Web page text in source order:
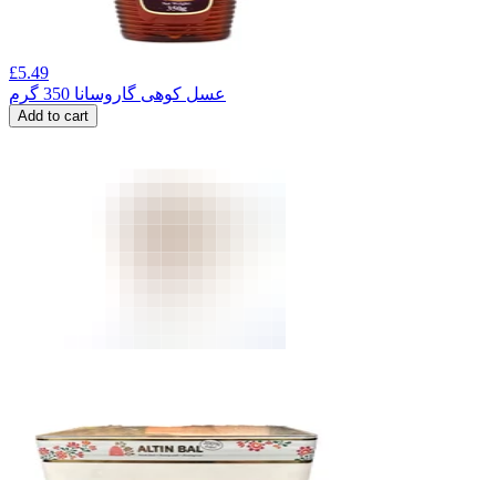
£5.49
عسل کوهی گاروسانا 350 گرم
Add to cart